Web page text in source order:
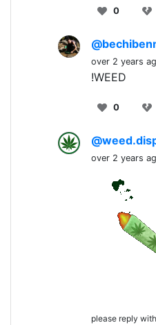
0
over 2 years
!WEED
0
over 2 years
please reply